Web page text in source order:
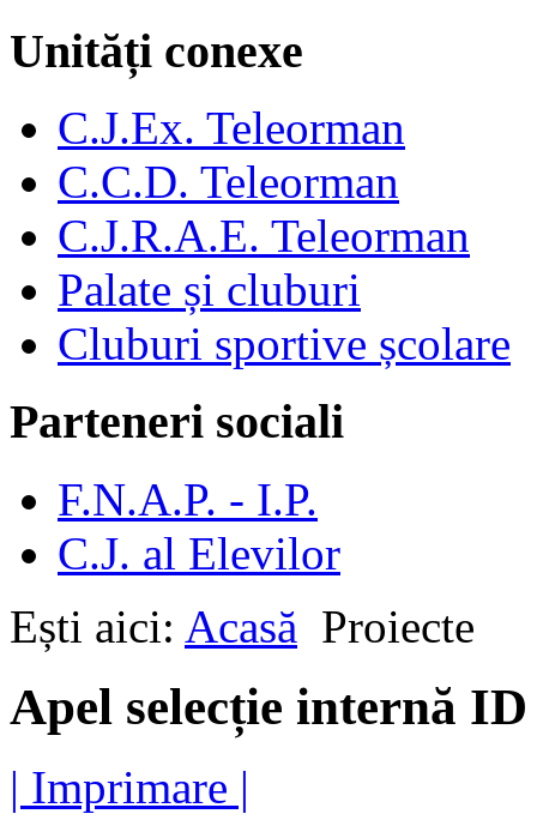
Unități conexe
C.J.Ex. Teleorman
C.C.D. Teleorman
C.J.R.A.E. Teleorman
Palate și cluburi
Cluburi sportive școlare
Parteneri sociali
F.N.A.P. - I.P.
C.J. al Elevilor
Ești aici: Acasă Proiecte
Apel selecție internă
| Imprimare |